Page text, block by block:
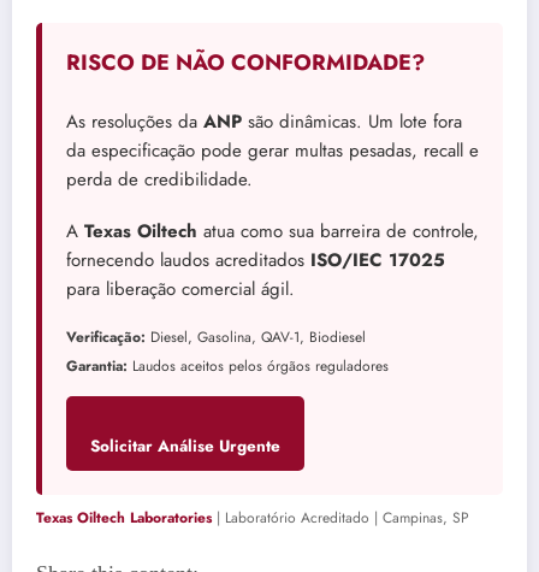
RISCO DE NÃO CONFORMIDADE?
As resoluções da ANP são dinâmicas. Um lote fora
da especificação pode gerar multas pesadas, recall e
perda de credibilidade.
A Texas Oiltech atua como sua barreira de controle,
fornecendo laudos acreditados ISO/IEC 17025
para liberação comercial ágil.
Verificação: Diesel, Gasolina, QAV-1, Biodiesel
Garantia: Laudos aceitos pelos órgãos reguladores
Solicitar Análise Urgente
Texas Oiltech Laboratories| Laboratório Acreditado | Campinas, SP